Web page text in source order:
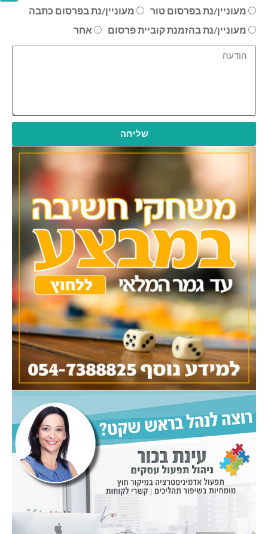
מעוניין/נת בפרסום טור
מעוניין/נת בפרסום כתבה
מעוניין/נת בהזמנת קוביית פרסום
אחר
שליחה